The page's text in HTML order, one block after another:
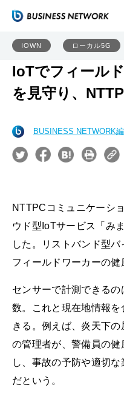
IOWN ローカル5G
IoTでフィール
を見守り、
BUSINESS NETWORK
NTTPCコミュニケーシ
ウド型IoTサービス「み
した。リストバンド型バ
フィールドワーカーの健
センサーで計測できる
数。これと現在地情報
きる。例えば、炎天下
の管理者が、警備員の
し、事故の予防や適切
だという。